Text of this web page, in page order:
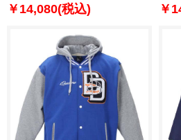
2393-2 3L 4L 5L 6L
￥14,080(税込) ￥